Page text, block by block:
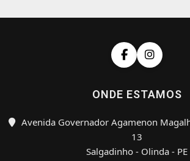
ONDE ESTAMOS
Avenida Governador Agamenon
13
Salgadinho - Olinda - PE